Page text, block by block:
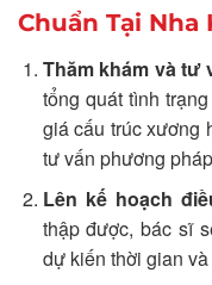
Chuẩn Tại Nha
Thăm khám và tư
tổng quát tình
giá cấu trúc xương
tư vấn phương
Lên kế hoạch
thập được, bác sĩ
dự kiến thời gian